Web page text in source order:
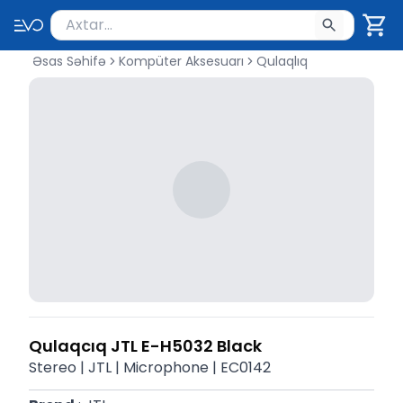
Məhsul axtar
Axtarış üçün ən azı 2 simvol yazın. Göndərmək
Əsas Səhifə Kompüter Aksesuarı Qulaqlıq
Qulaqcıq JTL E-H5032 Black
Stereo | JTL | Microphone | EC0142